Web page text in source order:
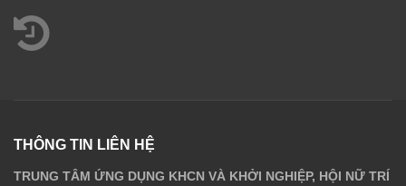
THÔNG TIN LIÊN HỆ
TRUNG TÂM ỨNG DỤNG KHCN VÀ KHỞI NGHIỆP, HỘI NỮ TRÍ